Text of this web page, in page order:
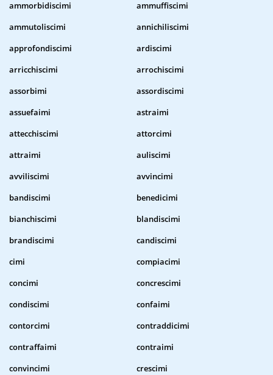
ammorbidiscimi
ammuffiscimi
ammutoliscimi
annichiliscimi
approfondiscimi
ardiscimi
arricchiscimi
arrochiscimi
assorbimi
assordiscimi
assuefaimi
astraimi
attecchiscimi
attorcimi
attraimi
auliscimi
avviliscimi
avvincimi
bandiscimi
benedicimi
bianchiscimi
blandiscimi
brandiscimi
candiscimi
cimi
compiacimi
concimi
concrescimi
condiscimi
confaimi
contorcimi
contraddicimi
contraffaimi
contraimi
convincimi
crescimi